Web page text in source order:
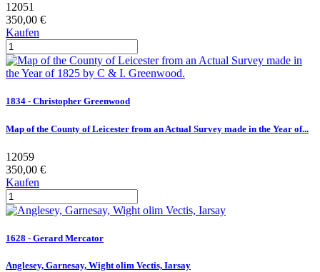
12051
350,00 €
Kaufen
1834 - Christopher Greenwood
Map of the County of Leicester from an Actual Survey made in the Year of...
12059
350,00 €
Kaufen
1628 - Gerard Mercator
Anglesey, Garnesay, Wight olim Vectis, Iarsay